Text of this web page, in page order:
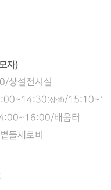
자)
설전시실
(상설)/
배움터
들재로비